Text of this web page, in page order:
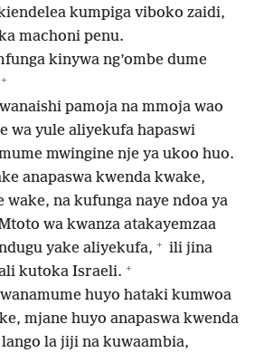
kumpiga viboko zaidi,
machoni penu.
kinywa ng’ombe dume
+
pamoja na mmoja wao
wa yule aliyekufa hapaswi
mwingine nje ya ukoo huo.
anapaswa kwenda kwake,
wake, na kufunga naye ndoa ya
wa kwanza atakayemzaa
yake aliyekufa, + ili jina
kutoka Israeli. +
huyo hataki kumwoa
mjane huyo anapaswa kwenda
la jiji na kuwaambia,